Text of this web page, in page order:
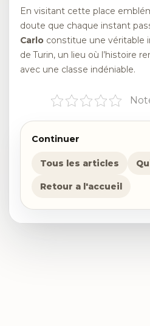
En visitant cette place
doute que chaque instant
Carlo constitue une véritable
de Turin, un lieu où l’histoire
avec une classe indéniable.
Continuer
Tous les articles
Retour a l'accueil